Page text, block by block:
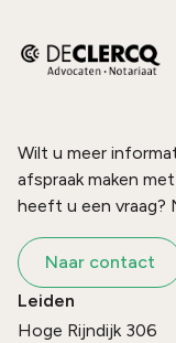
Wilt u meer
afspraak maken
heeft u een vraag?
Naar contact
Leiden
Hoge Rijndijk 306